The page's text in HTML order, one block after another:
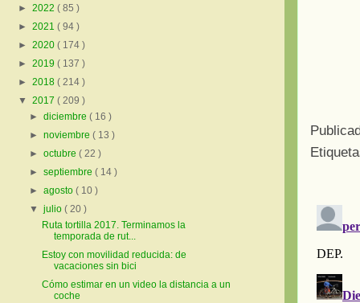
► 2022 ( 85 )
► 2021 ( 94 )
► 2020 ( 174 )
► 2019 ( 137 )
► 2018 ( 214 )
▼ 2017 ( 209 )
►diciembre( 16 )
►noviembre( 13 )
►octubre( 22 )
►septiembre( 14 )
►agosto( 10 )
▼julio( 20 )
Ruta tortilla 2017. Terminamos la
temporada de rut...
Estoy con movilidad reducida: de
vacaciones sin bici
Cómo estimar en un video la distancia a un
coche